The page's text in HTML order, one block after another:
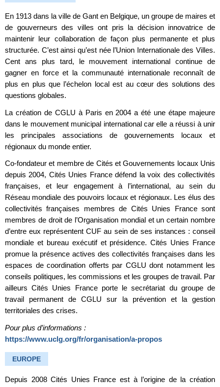
En 1913 dans la ville de Gant en Belgique, un groupe de maires et
de gouverneurs des villes ont pris la décision innovatrice de
maintenir leur collaboration de façon plus permanente et plus
structurée. C’est ainsi qu’est née l’Union Internationale des Villes.
Cent ans plus tard, le mouvement international continue de
gagner en force et la communauté internationale reconnaît de
plus en plus que l’échelon local est au cœur des solutions des
questions globales.
La création de CGLU à Paris en 2004 a été une étape majeure
dans le mouvement municipal international car elle a réussi à unir
les principales associations de gouvernements locaux et
régionaux du monde entier.
Co-fondateur et membre de Cités et Gouvernements locaux Unis
depuis 2004, Cités Unies France défend la voix des collectivités
françaises, et leur engagement à l’international, au sein du
Réseau mondiale des pouvoirs locaux et régionaux. Les élus des
collectivités françaises membres de Cités Unies France sont
membres de droit de l’Organisation mondial et un certain nombre
d’entre eux représentent CUF au sein de ses instances : conseil
mondiale et bureau exécutif et présidence. Cités Unies France
promue la présence actives des collectivités françaises dans les
espaces de coordination offerts par CGLU dont notamment les
conseils politiques, les commissions et les groupes de travail. Par
ailleurs Cités Unies France porte le secrétariat du groupe de
travail permanent de CGLU sur la prévention et la gestion
territoriales des crises.
Pour plus d’informations :
https://www.uclg.org/fr/organisation/a-propos
EUROPE
Depuis 2008 Cités Unies France est à l’origine de la création